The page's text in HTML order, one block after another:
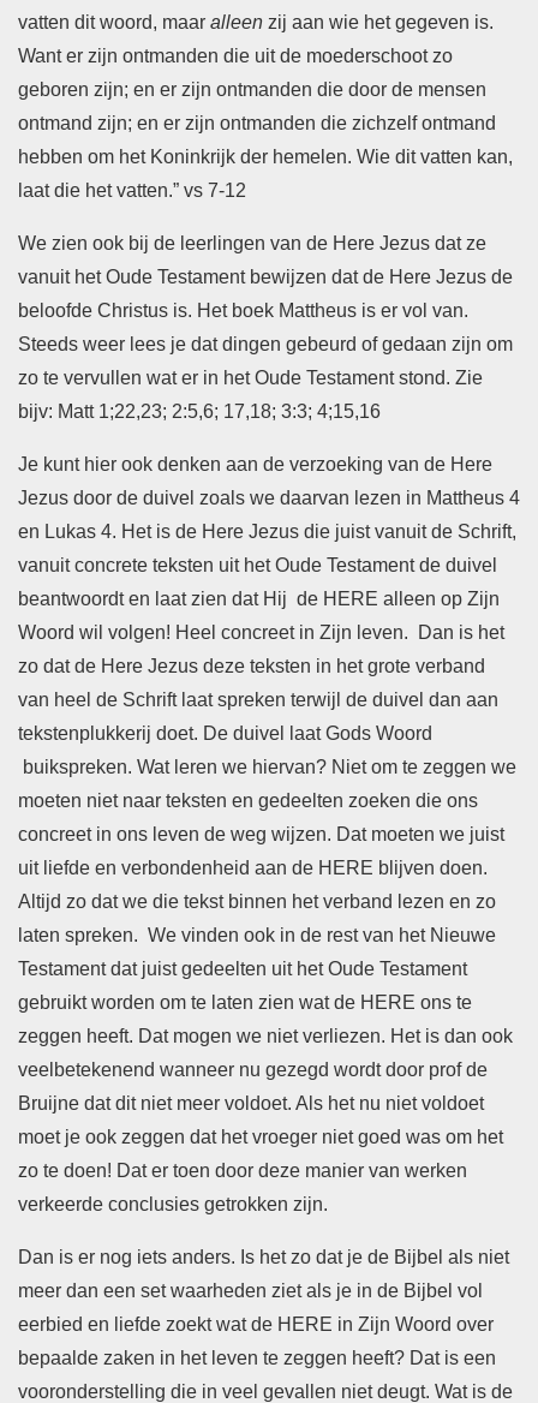
vatten dit woord, maar alleen zij aan wie het gegeven is.
Want er zijn ontmanden die uit de moederschoot zo
geboren zijn; en er zijn ontmanden die door de mensen
ontmand zijn; en er zijn ontmanden die zichzelf ontmand
hebben om het Koninkrijk der hemelen. Wie dit vatten kan,
laat die het vatten.” vs 7-12
We zien ook bij de leerlingen van de Here Jezus dat ze
vanuit het Oude Testament bewijzen dat de Here Jezus de
beloofde Christus is. Het boek Mattheus is er vol van.
Steeds weer lees je dat dingen gebeurd of gedaan zijn om
zo te vervullen wat er in het Oude Testament stond. Zie
bijv: Matt 1;22,23; 2:5,6; 17,18; 3:3; 4;15,16
Je kunt hier ook denken aan de verzoeking van de Here
Jezus door de duivel zoals we daarvan lezen in Mattheus 4
en Lukas 4. Het is de Here Jezus die juist vanuit de Schrift,
vanuit concrete teksten uit het Oude Testament de duivel
beantwoordt en laat zien dat Hij de HERE alleen op Zijn
Woord wil volgen! Heel concreet in Zijn leven. Dan is het
zo dat de Here Jezus deze teksten in het grote verband
van heel de Schrift laat spreken terwijl de duivel dan aan
tekstenplukkerij doet. De duivel laat Gods Woord
buikspreken. Wat leren we hiervan? Niet om te zeggen we
moeten niet naar teksten en gedeelten zoeken die ons
concreet in ons leven de weg wijzen. Dat moeten we juist
uit liefde en verbondenheid aan de HERE blijven doen.
Altijd zo dat we die tekst binnen het verband lezen en zo
laten spreken. We vinden ook in de rest van het Nieuwe
Testament dat juist gedeelten uit het Oude Testament
gebruikt worden om te laten zien wat de HERE ons te
zeggen heeft. Dat mogen we niet verliezen. Het is dan ook
veelbetekenend wanneer nu gezegd wordt door prof de
Bruijne dat dit niet meer voldoet. Als het nu niet voldoet
moet je ook zeggen dat het vroeger niet goed was om het
zo te doen! Dat er toen door deze manier van werken
verkeerde conclusies getrokken zijn.
Dan is er nog iets anders. Is het zo dat je de Bijbel als niet
meer dan een set waarheden ziet als je in de Bijbel vol
eerbied en liefde zoekt wat de HERE in Zijn Woord over
bepaalde zaken in het leven te zeggen heeft? Dat is een
vooronderstelling die in veel gevallen niet deugt. Wat is de